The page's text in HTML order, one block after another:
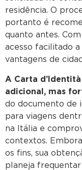
residência. O
portanto é
quanto antes.
acesso facilitado
vantagens de
A Carta
adicional, mas
do documento de
para viagens
na Itália e
contextos.
os fins, sua
planeja